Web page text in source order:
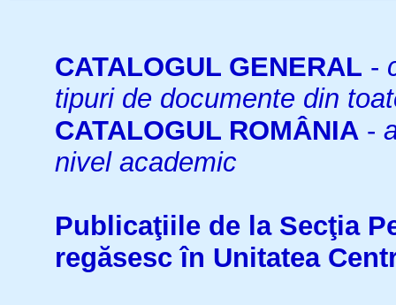
CATALOGUL GENERAL -
tipuri de documente din
CATALOGUL ROMÂNIA -
nivel academic
Publicaţiile de la Secţia
regăsesc în Unitatea